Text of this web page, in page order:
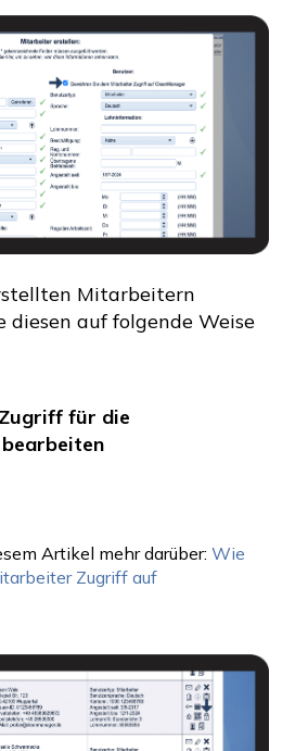
Mitarbeitern
diesen auf folgende Weise
Zugriff für die
Artikel mehr darüber: Wie
Zugriff auf